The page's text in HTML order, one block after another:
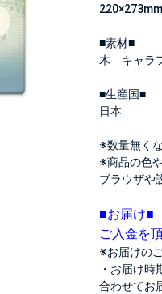
220×273mm
■素材■
木 キャラ
■生産国■
日本
※数量無く
※商品の色
ブラウザや
■お届け■
ご入金を
※お届けの
・お届け
合わせてお